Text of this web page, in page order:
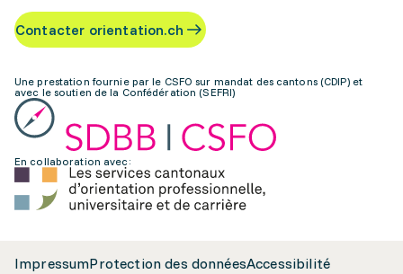
Contacter orientation.ch
Une prestation fournie par le CSFO sur mandat des cantons (CDIP) et
avec le soutien de la Confédération (SEFRI)
En collaboration avec:
ImpressumProtection des donnéesAccessibilité